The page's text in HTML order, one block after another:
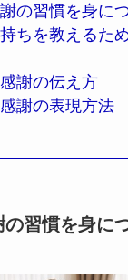
の習慣を身に
ちを教えるた
謝の伝え方
謝の表現方法
の習慣を身に